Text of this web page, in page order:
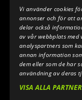
E-POST:
ÅNGRA MITT KÖP
Vi använder cookies
annonser och för att
delar också
av vår webbplats med
analyspartners som
annan information
dem eller som de har
användning av deras
VISA ALLA